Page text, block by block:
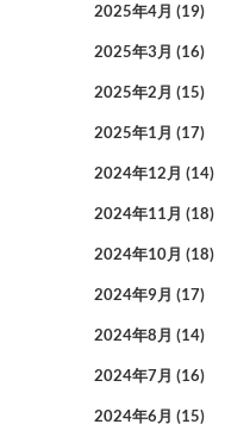
2025年4月 (19)
2025年3月 (16)
2025年2月 (15)
2025年1月 (17)
2024年12月 (14)
2024年11月 (18)
2024年10月 (18)
2024年9月 (17)
2024年8月 (14)
2024年7月 (16)
2024年6月 (15)